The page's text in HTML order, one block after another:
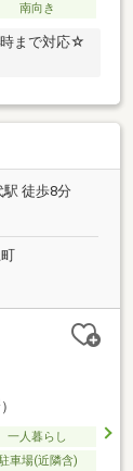
南向き
まで対応☆
徒歩8分
）
一人暮らし
車場(近隣含)